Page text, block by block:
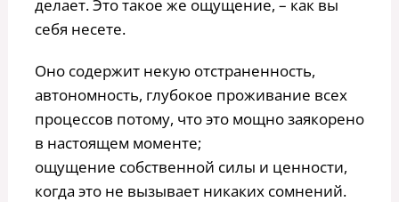
делает. Это такое же ощущение, – как вы
себя несете.
Оно содержит некую отстраненность,
автономность, глубокое проживание всех
процессов потому, что это мощно заякорено
в настоящем моменте;
ощущение собственной силы и ценности,
когда это не вызывает никаких сомнений.